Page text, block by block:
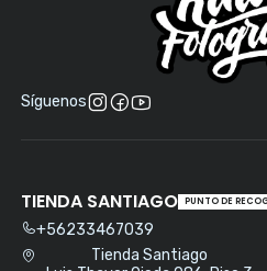
Síguenos
TIENDA SANTIAGO PUNTO DE
+56233467039
Tienda Santiago